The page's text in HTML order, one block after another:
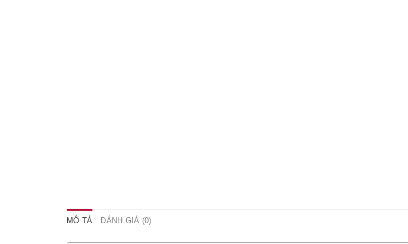
MÔ TẢ ĐÁNH GIÁ (0)